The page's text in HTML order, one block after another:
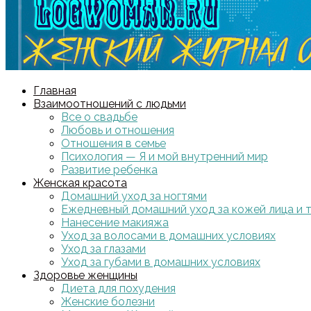
Главная
Взаимоотношений с людьми
Все о свадьбе
Любовь и отношения
Отношения в семье
Психология — Я и мой внутренний мир
Развитие ребенка
Женская красота
Домашний уход за ногтями
Ежедневный домашний уход за кожей лица и
Нанесение макияжа
Уход за волосами в домашних условиях
Уход за глазами
Уход за губами в домашних условиях
Здоровье женщины
Диета для похудения
Женские болезни